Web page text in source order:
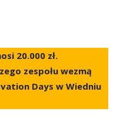
20.000 zł.
zespołu wezmą
Days w Wiedniu